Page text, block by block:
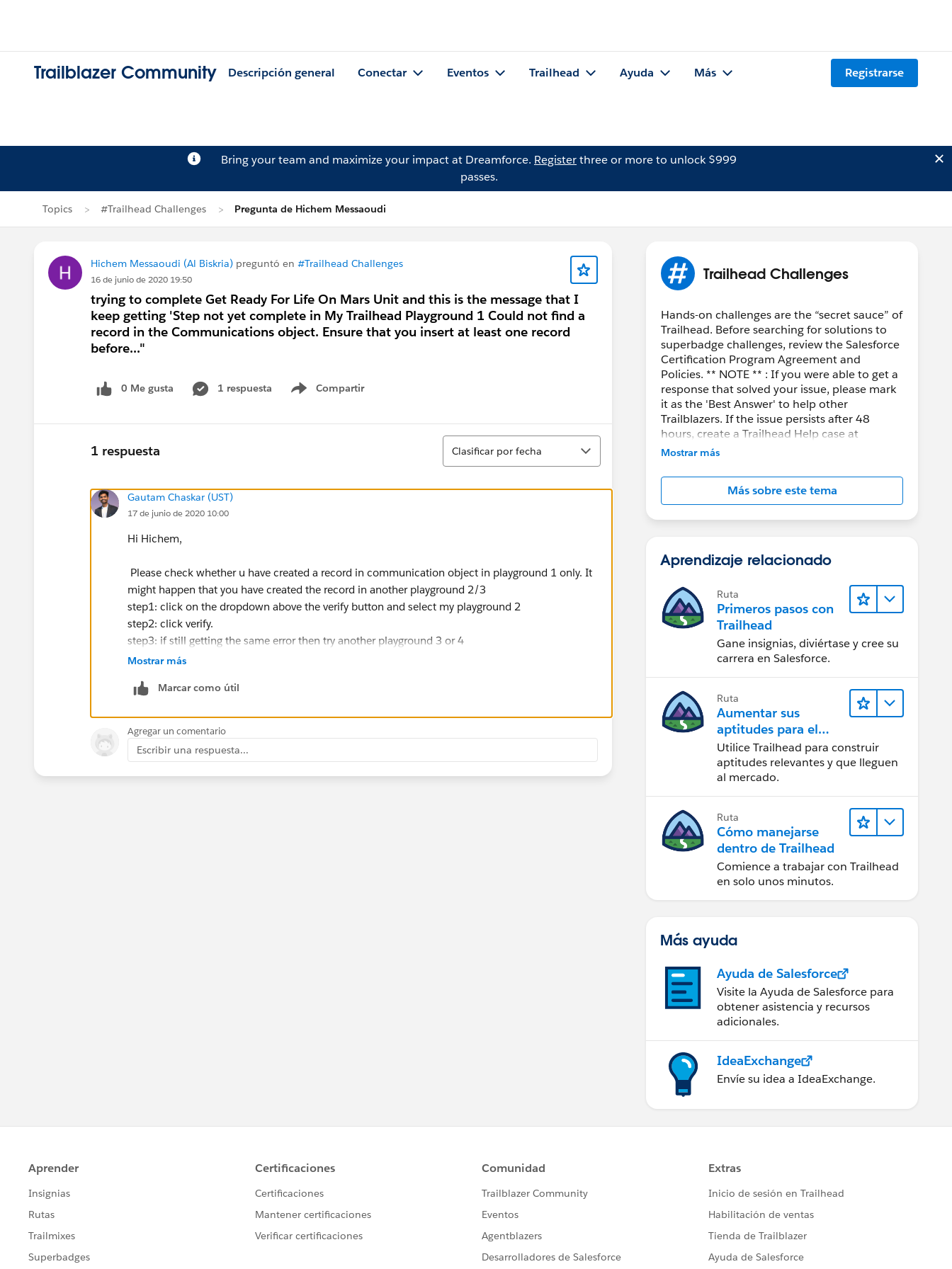
Trailblazer Community Descripción general Conectar Eventos Trailhead Ayuda Más Registrarse
Bring your team and maximize your impact at Dreamforce. Registerthree or more to unlock $999
passes.
Topics #Trailhead Challenges Pregunta de Hichem Messaoudi
Hichem Messaoudi (Al Biskria) preguntó en #Trailhead Challenges
16 de junio de 2020 19:50
trying to complete Get Ready For Life On Mars Unit and this is the message that I
keep getting 'Step not yet complete in My Trailhead Playground 1 Could not find a
record in the Communications object. Ensure that you insert at least one record
before..."
0 Me gusta 1 respuesta Compartir
Show menu
1 respuesta
Ordenar
Clasificar por fecha
Gautam Chaskar (UST)
17 de junio de 2020 10:00
Hi Hichem,
Please check whether u have created a record in communication object in playground 1 only. It
might happen that you have created the record in another playground 2/3
step1: click on the dropdown above the verify button and select my playground 2
step2: click verify.
step3: if still getting the same error then try another playground 3 or 4
Mostrar más
Marcar como útil
Agregar un comentario
Escribir una respuesta...
Trailhead Challenges
Hands-on challenges are the “secret sauce” of
Trailhead. Before searching for solutions to
superbadge challenges, review the Salesforce
Certification Program Agreement and
Policies. ** NOTE ** : If you were able to get a
response that solved your issue, please mark
it as the 'Best Answer' to help other
Trailblazers. If the issue persists after 48
hours, create a Trailhead Help case at
https://help.salesforce.com/s/support
Mostrar más
Más sobre este tema
Aprendizaje relacionado
Ruta
Primeros pasos con
Trailhead
Gane insignias, diviértase y cree su
carrera en Salesforce.
Ruta
Aumentar sus
aptitudes para el
futuro con Trailhead
Utilice Trailhead para construir
aptitudes relevantes y que lleguen
al mercado.
Ruta
Cómo manejarse
dentro de Trailhead
Comience a trabajar con Trailhead
en solo unos minutos.
Más ayuda
Ayuda de Salesforce
Visite la Ayuda de Salesforce para
obtener asistencia y recursos
adicionales.
IdeaExchange
Envíe su idea a IdeaExchange.